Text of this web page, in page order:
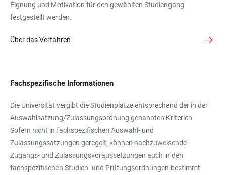
Eignung und Motivation für den gewählten Studiengang
festgestellt werden.
Über das Verfahren
Fachspezifische Informationen
Die Universität vergibt die Studienplätze entsprechend der in der
Auswahlsatzung/Zulassungsordnung genannten Kriterien.
Sofern nicht in fachspezifischen Auswahl- und
Zulassungssatzungen geregelt, können nachzuweisende
Zugangs- und Zulassungsvoraussetzungen auch in den
fachspezifischen Studien- und Prüfungsordnungen bestimmt